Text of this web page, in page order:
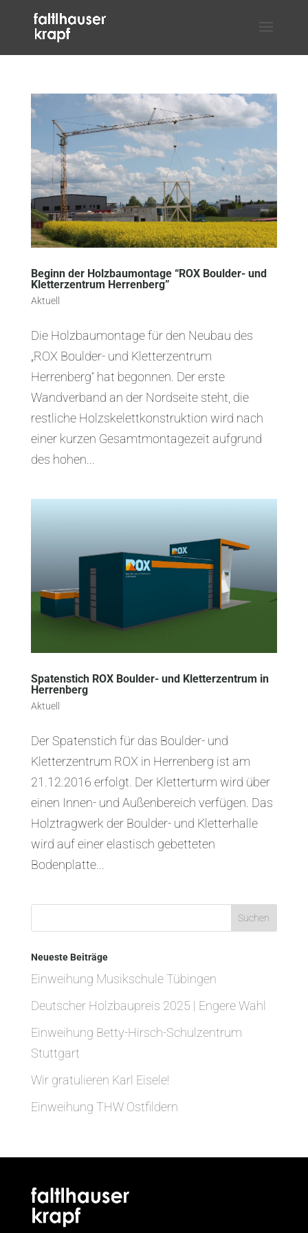
Beginn der Holzbaumontage “ROX Boulder- und
Kletterzentrum Herrenberg”
Aktuell
Die Holzbaumontage für den Neubau des
„ROX Boulder- und Kletterzentrum
Herrenberg“ hat begonnen. Der erste
Wandverband an der Nordseite steht, die
restliche Holzskelettkonstruktion wird nach
einer kurzen Gesamtmontagezeit aufgrund
des hohen...
Spatenstich ROX Boulder- und Kletterzentrum in
Herrenberg
Aktuell
Der Spatenstich für das Boulder- und
Kletterzentrum ROX in Herrenberg ist am
21.12.2016 erfolgt. Der Kletterturm wird über
einen Innen- und Außenbereich verfügen. Das
Holztragwerk der Boulder- und Kletterhalle
wird auf einer elastisch gebetteten
Bodenplatte...
Neueste Beiträge
Einweihung Musikschule Tübingen
Deutscher Holzbaupreis 2025 | Engere Wahl
Einweihung Betty-Hirsch-Schulzentrum
Stuttgart
Wir gratulieren Karl Eisele!
Einweihung THW Ostfildern